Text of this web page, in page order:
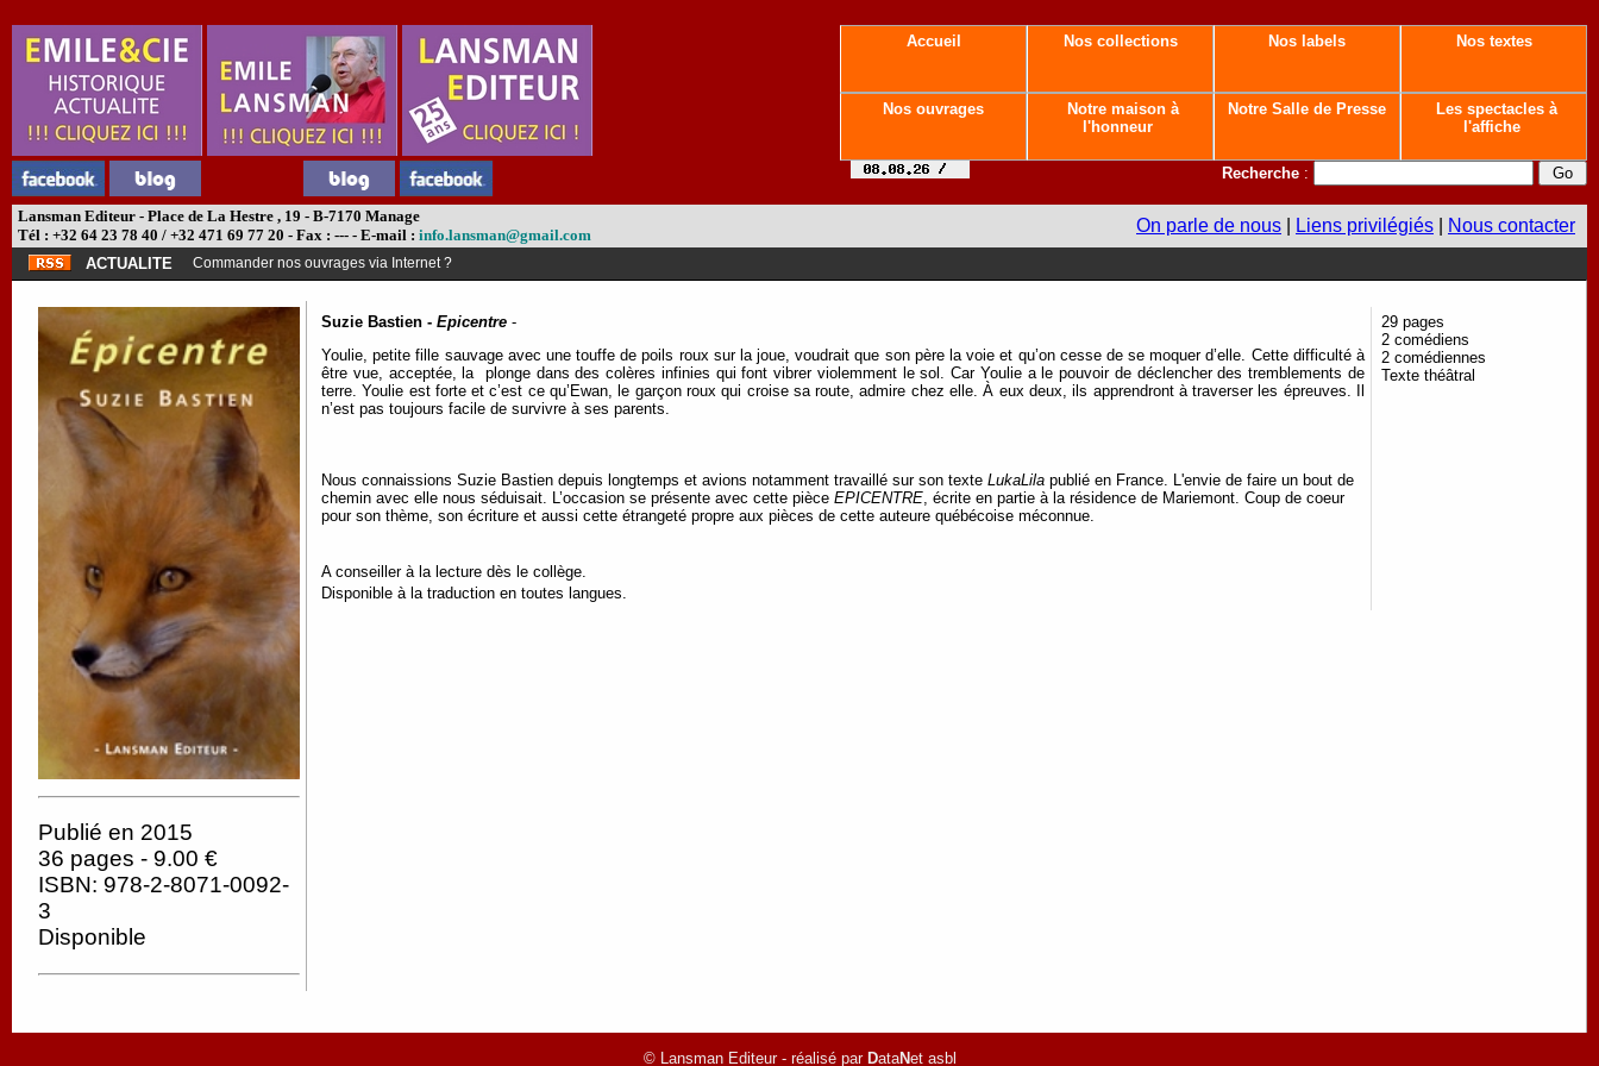
Accueil Nos collections Nos labels Nos textes
Nos ouvrages
Notre maison à
l'honneur
Notre Salle de Presse
Les spectacles à
l'affiche
Recherche :
Lansman Editeur - Place de La Hestre , 19 - B-7170 Manage
Tél : +32 64 23 78 40 / +32 471 69 77 20 - Fax : --- - E-mail : info.lansman@gmail.com On parle de nous Liens privilégiés Nous contacter
ACTUALITE Commander nos ouvrages via Internet ?
Publié en 2015
36 pages - 9.00 €
ISBN: 978-2-8071-0092-
3
Disponible
Suzie Bastien - Epicentre -
Youlie, petite fille sauvage avec une touffe de poils roux sur la joue, voudrait que son père la voie et qu’on cesse de se moquer d’elle. Cette difficulté à
être vue, acceptée, la
plonge dans des colères infinies qui font vibrer violemment le sol. Car Youlie a le pouvoir de déclencher des tremblements de
terre. Youlie est forte et c’est ce qu’Ewan, le garçon roux qui croise sa route, admire chez elle. À eux deux, ils apprendront à traverser les épreuves. Il
n’est pas toujours facile de survivre à ses parents.
Nous connaissions Suzie Bastien depuis longtemps et avions notamment travaillé sur son texte LukaLila publié en France. L'envie de faire un bout de
chemin avec elle nous séduisait. L’occasion se présente avec cette pièce EPICENTRE , écrite en partie à la résidence de Mariemont. Coup de coeur
pour son thème, son écriture et aussi cette étrangeté propre aux pièces de cette auteure québécoise méconnue.
A conseiller à la lecture dès le collège.
Disponible à la traduction en toutes langues.
29 pages
2 comédiens
2 comédiennes
Texte théâtral
© Lansman Editeur - réalisé par DataNet asbl